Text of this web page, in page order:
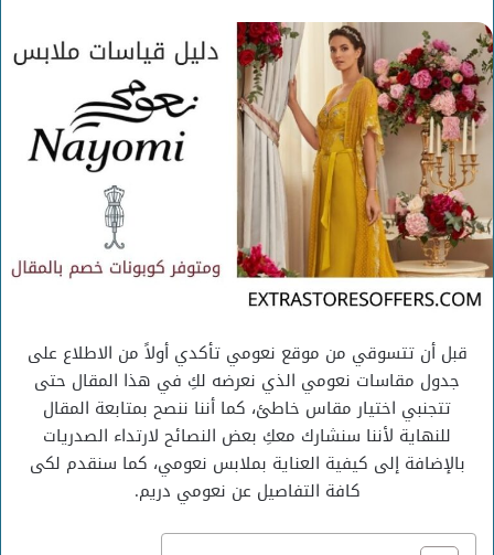
إلكترونيا
قبل أن تتسوقي من موقع نعومي تأكدي أولاً من الاطلاع على
جدول مقاسات نعومي الذي نعرضه لكِ في هذا المقال حتى
تتجنبي اختيار مقاس خاطئ، كما أننا ننصح بمتابعة المقال
للنهاية لأننا سنشارك معكِ بعض النصائح لارتداء الصدريات
بالإضافة إلى كيفية العناية بملابس نعومي، كما سنقدم لكى
كافة التفاصيل عن نعومي دريم.